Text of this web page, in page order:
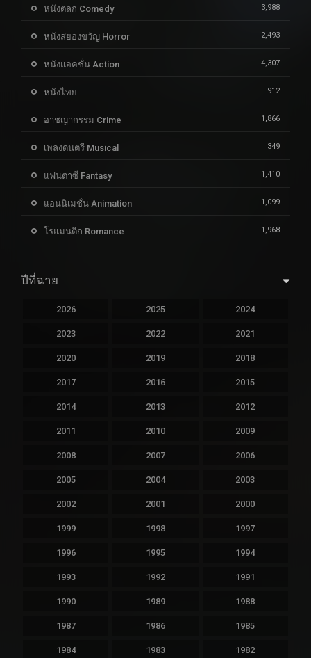
หนังตลก Comedy 3,988
หนังสยองขวัญ Horror 2,493
หนังแอคชั่น Action 4,307
หนังไทย 912
อาชญากรรม Crime 1,866
เพลงดนตรี Musical 349
แฟนตาซี Fantasy 1,410
แอนนิเมชั่น Animation 1,099
โรแมนติก Romance 1,968
ปีที่ฉาย
2026 2025 2024
2023 2022 2021
2020 2019 2018
2017 2016 2015
2014 2013 2012
2011 2010 2009
2008 2007 2006
2005 2004 2003
2002 2001 2000
1999 1998 1997
1996 1995 1994
1993 1992 1991
1990 1989 1988
1987 1986 1985
1984 1983 1982